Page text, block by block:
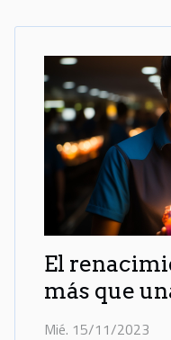
El
más que
amigos
Mié. 15/11/2023